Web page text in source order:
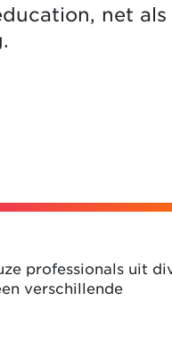
net als
professionals uit
verschillende